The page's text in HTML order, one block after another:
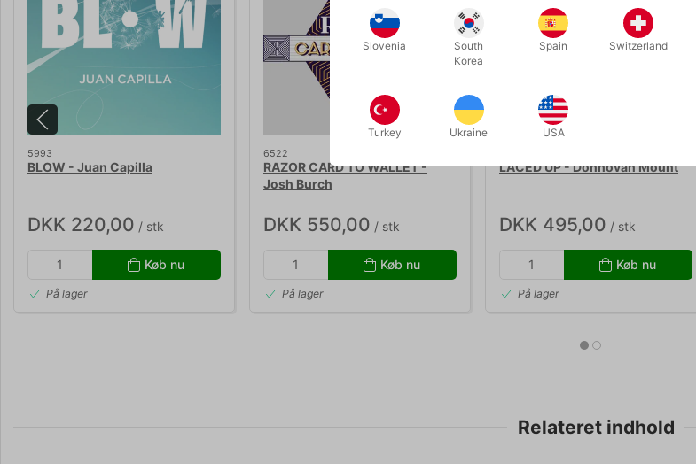
5993
BLOW - Juan Capilla
DKK 220,00 / stk
Køb nu
På lager
6522
RAZOR CARD TO WALLET -
Josh Burch
DKK 550,00 / stk
Køb nu
På lager
LACED UP - Donnovan Mount
DKK 495,00 / stk
Køb nu
På lager
Relateret indhold
Slovenia
South
Korea
Spain Switzerland
Turkey Ukraine USA